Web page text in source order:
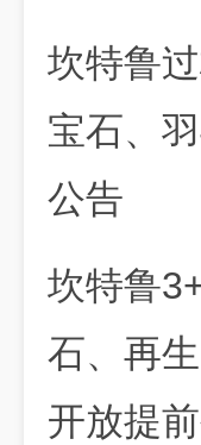
坎特鲁
宝石、
公告
坎特鲁
石、再
开放提